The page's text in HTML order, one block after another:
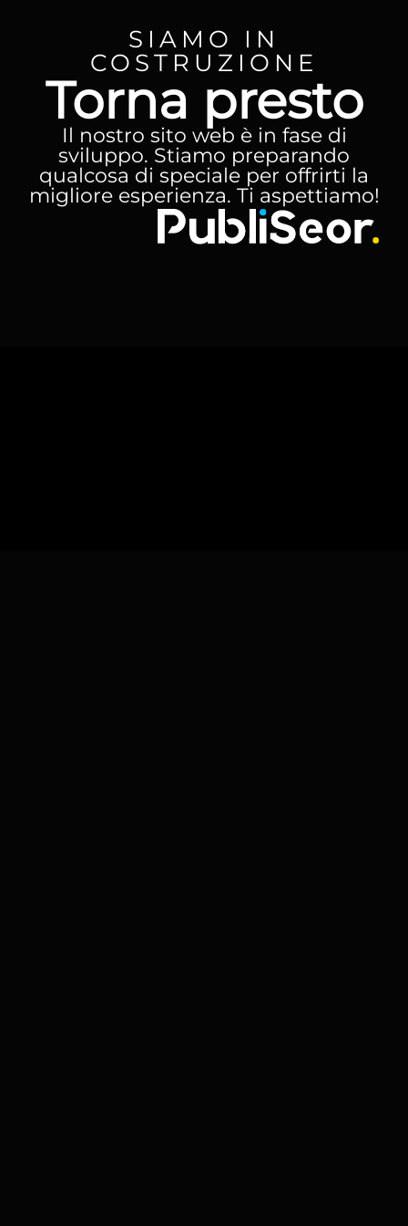
SIAMO IN
COSTRUZIONE
Torna presto
Il nostro sito web è in fase di
sviluppo. Stiamo preparando
qualcosa di speciale per offrirti la
migliore esperienza. Ti aspettiamo!